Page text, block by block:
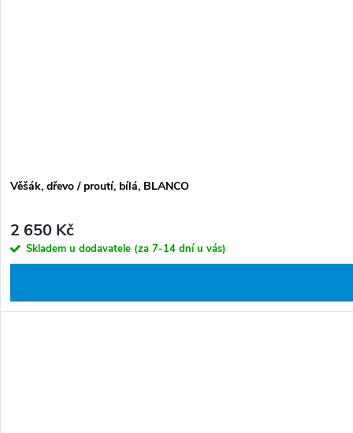
Věšák, dřevo / proutí, bílá, BLANCO
2 650 Kč
Skladem u dodavatele (za 7-14 dní u vás)